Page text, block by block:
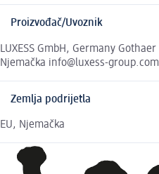
Proizvođač/Uvoznik
LUXESS GmbH, Germany
Njemačka info@luxess-group.com
Zemlja podrijetla
EU, Njemačka